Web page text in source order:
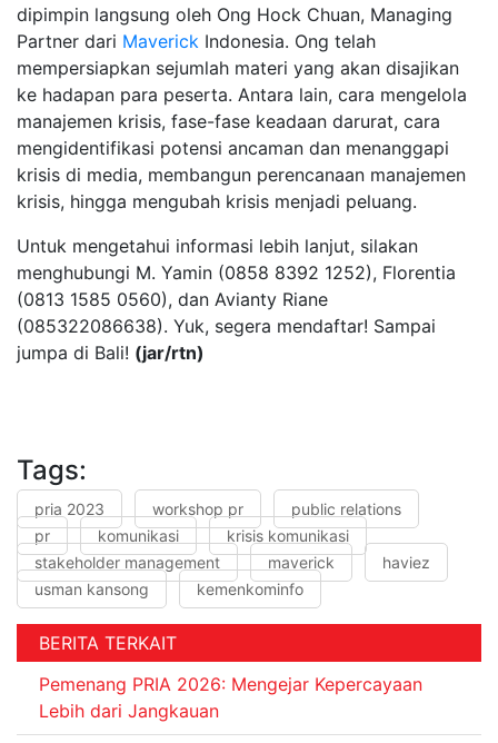
dipimpin langsung oleh Ong Hock Chuan, Managing
Partner dari Maverick Indonesia. Ong telah
mempersiapkan sejumlah materi yang akan disajikan
ke hadapan para peserta. Antara lain, cara mengelola
manajemen krisis, fase-fase keadaan darurat, cara
mengidentifikasi potensi ancaman dan menanggapi
krisis di media, membangun perencanaan manajemen
krisis, hingga mengubah krisis menjadi peluang.
Untuk mengetahui informasi lebih lanjut, silakan
menghubungi M. Yamin (0858 8392 1252), Florentia
(0813 1585 0560), dan Avianty Riane
(085322086638). Yuk, segera mendaftar! Sampai
jumpa di Bali! (jar/rtn)
Tags:
pria 2023 workshop pr
public relations
pr
komunikasi
krisis komunikasi
stakeholder management
maverick
haviez
usman kansong
kemenkominfo
BERITA TERKAIT
Pemenang PRIA 2026: Mengejar Kepercayaan
Lebih dari Jangkauan